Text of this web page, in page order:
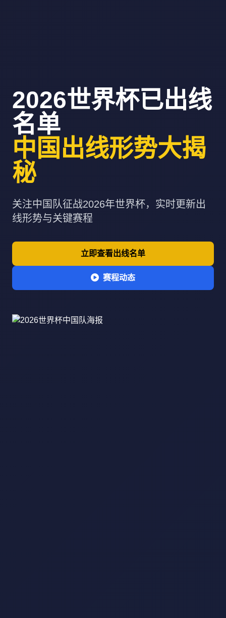
2026世界杯已出线
名单
中国出线形势大揭
秘
关注中国队征战2026年世界杯，实时更新出
线形势与关键赛程
立即查看出线名单
赛程动态